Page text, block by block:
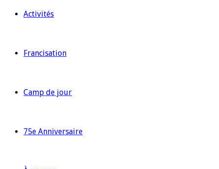
Activités
Francisation
Camp de jour
75e Anniversaire